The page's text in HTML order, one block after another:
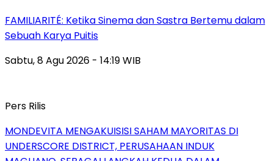
FAMILIARITÉ: Ketika Sinema dan Sastra Bertemu dalam
Sebuah Karya Puitis
Sabtu, 8 Agu 2026 - 14:19 WIB
Pers Rilis
MONDEVITA MENGAKUISISI SAHAM MAYORITAS DI
UNDERSCORE DISTRICT, PERUSAHAAN INDUK